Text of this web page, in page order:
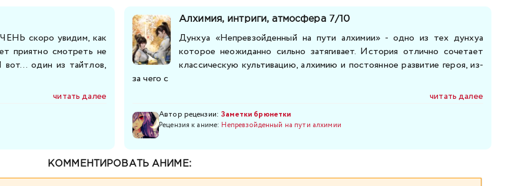
скоро увидим, как
приятно смотреть не
один из тайтлов,
читать далее
Алхимия, интриги, атмосфера 7/10
Дунхуа «Непревзойденный на пути алхимии» - одно из тех дунхуа
которое неожиданно сильно затягивает. История отлично сочетает
классическую культивацию, алхимию и постоянное развитие героя, из-
за чего с
читать далее
Автор рецензии: Заметки брюнетки
Рецензия к аниме: Непревзойденный на пути алхимии
КОММЕНТИРОВАТЬ АНИМЕ: